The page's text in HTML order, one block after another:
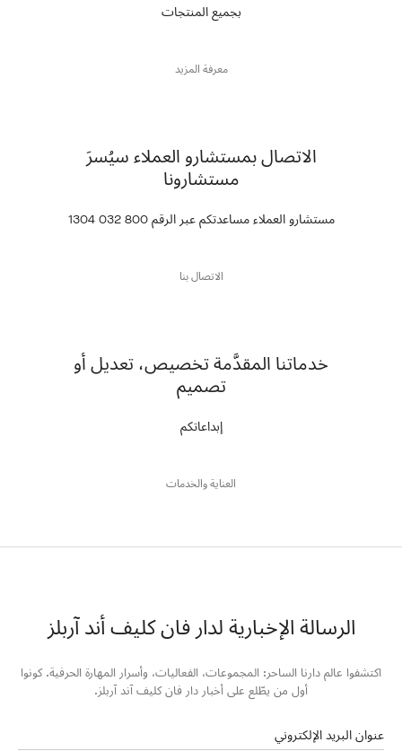
بجميع المنتجات
معرفة المزيد
الاتصال بمستشارو العملاء سيُسرَ
مستشارونا
مستشارو العملاء مساعدتكم عبر الرقم 800 032 1304
الاتصال بنا
خدماتنا المقدَّمة تخصيص، تعديل أو
تصميم
إبداعاتكم
العناية والخدمات
الرسالة الإخبارية لدار فان كليف أند آربلز
اكتشفوا عالم دارنا الساحر: المجموعات، الفعاليات، وأسرار المهارة الحرفية. كونوا
أول من يطّلع على أخبار دار فان كليف آند آربلز.
عنوان البريد الإلكتروني